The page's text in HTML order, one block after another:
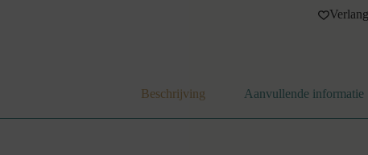
Beschrijving Aanvullende informatie